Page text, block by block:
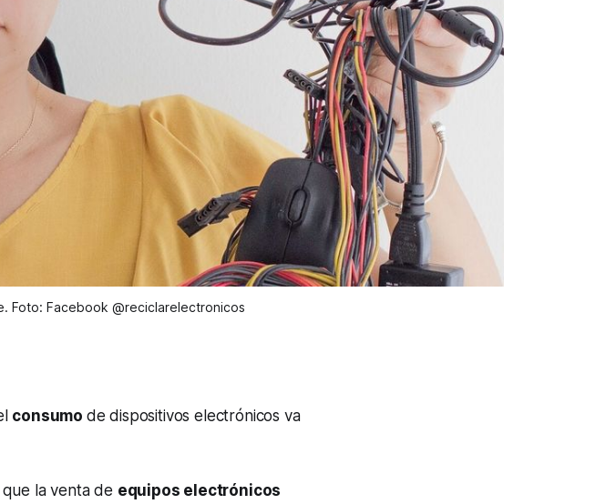
Foto: Facebook @reciclarelectronicos
consumo de dispositivos electrónicos va
la venta de equipos electrónicos